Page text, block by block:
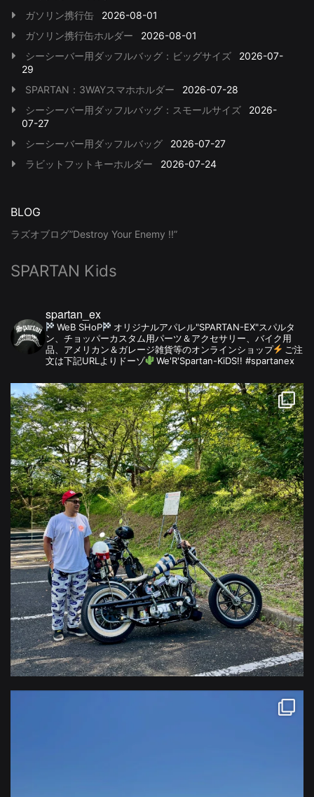
ガソリン携行缶
2026-08-01
ガソリン携行缶ホルダー
2026-08-01
シーシーバー用ダッフルバッグ：ビッグサイズ
2026-07-
29
SPARTAN：3WAYスマホホルダー
2026-07-28
シーシーバー用ダッフルバッグ：スモールサイズ
2026-
07-27
シーシーバー用ダッフルバッグ
2026-07-27
ラビットフットキーホルダー
2026-07-24
BLOG
ラズオブログ”Destroy Your Enemy !!”
SPARTAN Kids
spartan_ex
WeB SHoP
オリジナルアパレル"SPARTAN-EX"スパルタ
ン、チョッパーカスタム用パーツ＆アクセサリー、バイク用
品、アメリカン＆ガレージ雑貨等のオンラインショップ
ご注
文は下記URLよりドーゾ
We'R'Spartan-KiDS!! #spartanex